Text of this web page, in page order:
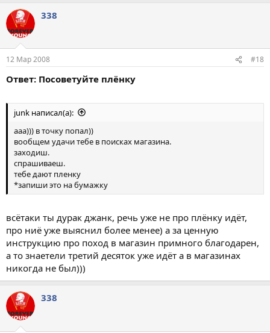
338
12 Мар 2008 #18
Ответ: Посоветуйте плёнку
junk написал(а):
ааа))) в точку попал))
вообщем удачи тебе в поисках магазина.
заходиш.
спрашиваеш.
тебе дают пленку
*запиши это на бумажку
всётаки ты дурак джанк, речь уже не про плёнку идёт,
про ниё уже выяснил более менее) а за ценную
инструкцию про поход в магазин примного благодарен,
а то знаетели третий десяток уже идёт а в магазинах
никогда не был)))
338